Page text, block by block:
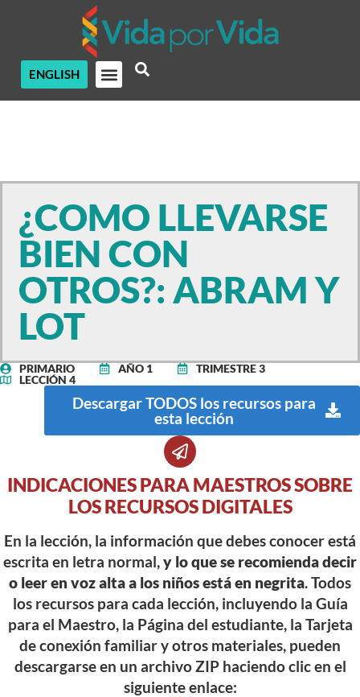
ENGLISH
¿COMO LLEVARSE
BIEN CON
OTROS?: ABRAM Y
LOT
PRIMARIO AÑO 1
TRIMESTRE 3
LECCIÓN 4
Descargar TODOS los recursos para
esta lección
INDICACIONES PARA MAESTROS SOBRE
LOS RECURSOS DIGITALES
En la lección, la información que debes conocer está
escrita en letra normal,y lo que se recomienda decir
o leer en voz alta a los niños está en negrita. Todos
los recursos para cada lección, incluyendo la Guía
para el Maestro, la Página del estudiante, la Tarjeta
de conexión familiar y otros materiales, pueden
descargarse en un archivo ZIP haciendo clic en el
siguiente enlace: